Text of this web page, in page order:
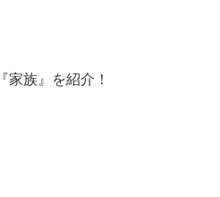
家族』を紹介！